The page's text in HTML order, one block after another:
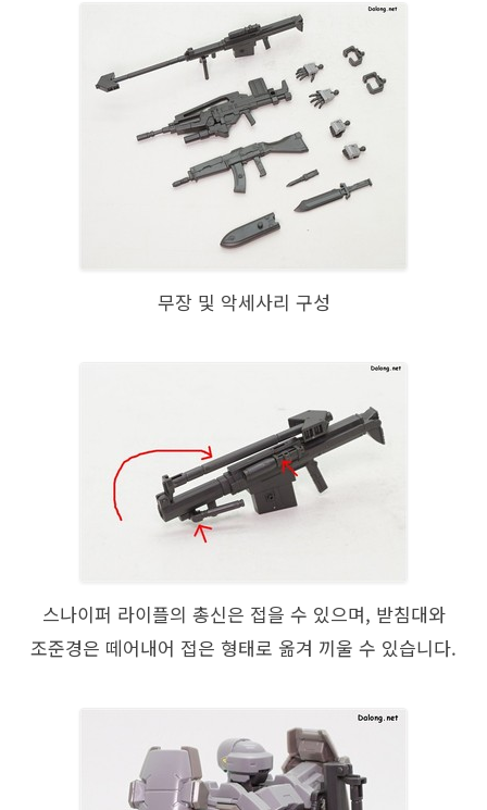
무장 및 악세사리 구성
스나이퍼 라이플의 총신은 접을 수 있으며, 받침대와
조준경은 떼어내어 접은 형태로 옮겨 끼울 수 있습니다.